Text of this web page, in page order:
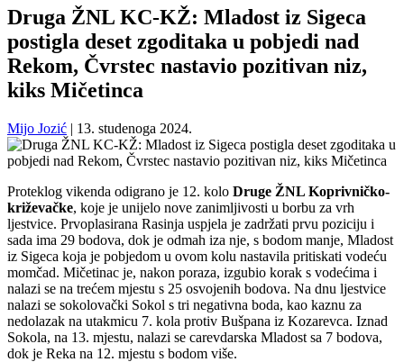
Druga ŽNL KC-KŽ: Mladost iz Sigeca
postigla deset zgoditaka u pobjedi nad
Rekom, Čvrstec nastavio pozitivan niz,
kiks Mičetinca
Mijo Jozić | 13. studenoga 2024.
Proteklog vikenda odigrano je 12. kolo Druge ŽNL Koprivničko-
križevačke, koje je unijelo nove zanimljivosti u borbu za vrh
ljestvice. Prvoplasirana Rasinja uspjela je zadržati prvu poziciju i
sada ima 29 bodova, dok je odmah iza nje, s bodom manje, Mladost
iz Sigeca koja je pobjedom u ovom kolu nastavila pritiskati vodeću
momčad. Mičetinac je, nakon poraza, izgubio korak s vodećima i
nalazi se na trećem mjestu s 25 osvojenih bodova. Na dnu ljestvice
nalazi se sokolovački Sokol s tri negativna boda, kao kaznu za
nedolazak na utakmicu 7. kola protiv Bušpana iz Kozarevca. Iznad
Sokola, na 13. mjestu, nalazi se carevdarska Mladost sa 7 bodova,
dok je Reka na 12. mjestu s bodom više.